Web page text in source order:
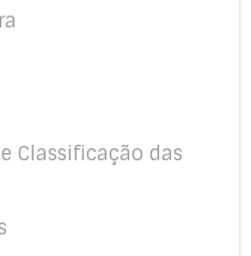
Classificação das